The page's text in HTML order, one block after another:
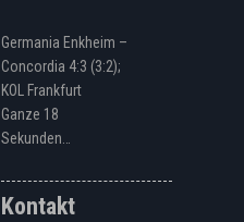
Germania Enkheim –
Concordia 4:3 (3:2);
KOL Frankfurt
Ganze 18
Sekunden…
Kontakt